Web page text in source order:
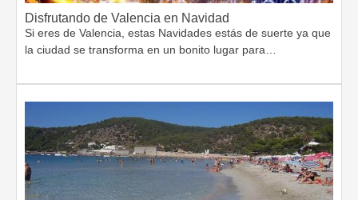
Disfrutando de Valencia en Navidad
Si eres de Valencia, estas Navidades estás de suerte ya que
la ciudad se transforma en un bonito lugar para…